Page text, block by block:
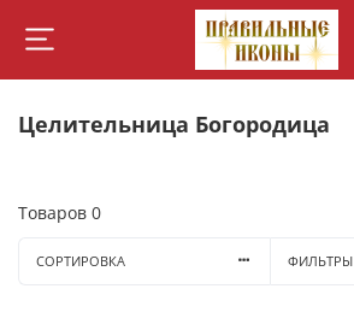
Целительница Богородица
Товаров 0
СОРТИРОВКА ФИЛЬТРЫ